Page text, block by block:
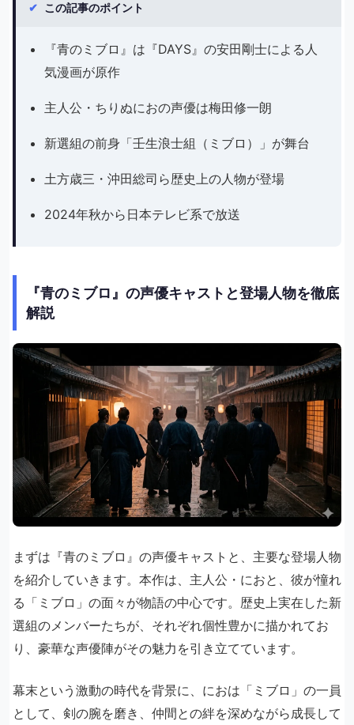
✔ この記事のポイント
『青のミブロ』は『DAYS』の安田剛士による人
気漫画が原作
主人公・ちりぬにおの声優は梅田修一朗
新選組の前身「壬生浪士組（ミブロ）」が舞台
土方歳三・沖田総司ら歴史上の人物が登場
2024年秋から日本テレビ系で放送
『青のミブロ』の声優キャストと登場人物を徹底
解説
まずは『青のミブロ』の声優キャストと、主要な登場人物
を紹介していきます。本作は、主人公・におと、彼が憧れ
る「ミブロ」の面々が物語の中心です。歴史上実在した新
選組のメンバーたちが、それぞれ個性豊かに描かれてお
り、豪華な声優陣がその魅力を引き立てています。
幕末という激動の時代を背景に、におは「ミブロ」の一員
として、剣の腕を磨き、仲間との絆を深めながら成長して